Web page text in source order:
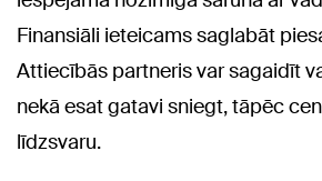
Finansiāli ieteicams saglabāt
Attiecībās partneris var sagaidīt
nekā esat gatavi sniegt, tāpēc
līdzsvaru.